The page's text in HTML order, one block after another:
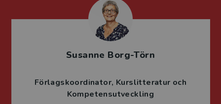
Susanne Borg-Törn
Förlagskoordinator Kurslitteratur och
Kompetensutveckling